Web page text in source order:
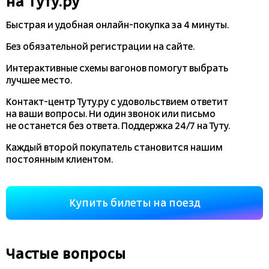
Быстрая и удобная онлайн-покупказа 4 минуты.
Без обязательной регистрации на сайте.
Интерактивные схемы вагонов помогут выбрать
лучшее место.
Контакт-центр Туту.ру с удовольствием ответит
на ваши вопросы. Ни один звонок или письмо
не останется без ответа. Поддержка 24/7 на Туту.
Каждый второй покупатель становится нашим
постоянным клиентом.
Купить билеты на поезд
Частые вопросы